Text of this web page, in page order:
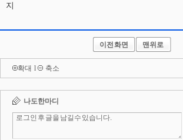
지
이전화면 맨위로
확대 l 축소